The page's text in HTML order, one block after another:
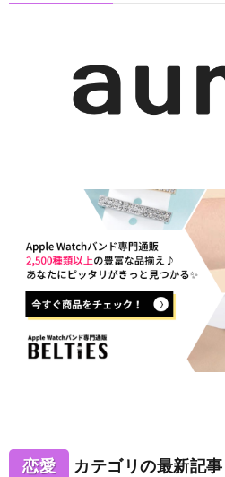
恋愛 カテゴリの最新記事